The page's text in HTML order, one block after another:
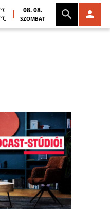
08. 08.
SZOMBAT